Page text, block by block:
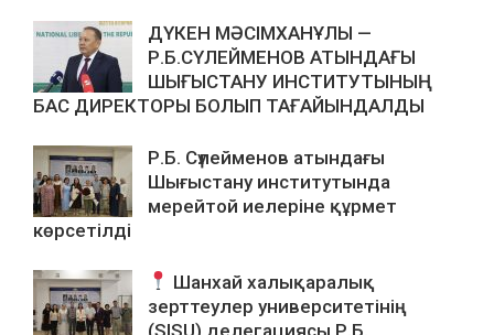
ДҮКЕН МӘСІМХАНҰЛЫ —
Р.Б.СҮЛЕЙМЕНОВ АТЫНДАҒЫ
ШЫҒЫСТАНУ ИНСТИТУТЫНЫҢ
БАС ДИРЕКТОРЫ БОЛЫП ТАҒАЙЫНДАЛДЫ
Р.Б. Сүлейменов атындағы
Шығыстану институтында
мерейтой иелеріне құрмет
көрсетілді
Шанхай халықаралық
зерттеулер университетінің
(SISU) делегациясы Р.Б.